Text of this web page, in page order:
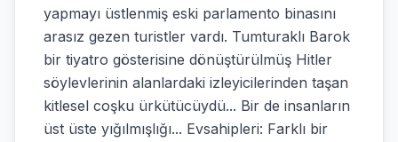
yapmayı üstlenmiş eski parlamento binasını
arasız gezen turistler vardı. Tumturaklı Barok
bir tiyatro gösterisine dönüştürülmüş Hitler
söylevlerinin alanlardaki izleyicilerinden taşan
kitlesel coşku ürkütücüydü... Bir de insanların
üst üste yığılmışlığı... Evsahipleri: Farklı bir